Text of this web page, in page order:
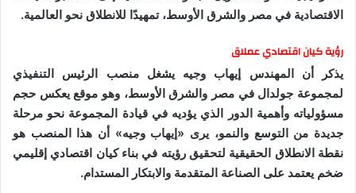
ا
إ
ك
و
ن
الاقتصادية في مصر والشرق الأوسط، تمهيدًا للانطلاق نحو العالمية.
رؤية كيان اقتصادي عملاق
يذكر أن المهندس إيهاب وجيه يشغل منصب الرئيس التنفيذي
لمجموعة جولدال في مصر والشرق الأوسط، وهو موقع يعكس حجم
مسؤولياته وأهمية الدور الذي يؤديه في قيادة المجموعة نحو مرحلة
جديدة من التوسع والنمو، يرى «إيهاب وجيه» أن هذا المنصب هو
نقطة الانطلاق الحقيقية لتحقيق رؤيته في بناء كيان اقتصادي إقليمي
ضخم يعتمد على الصناعة المتقدمة والابتكار المستدام.